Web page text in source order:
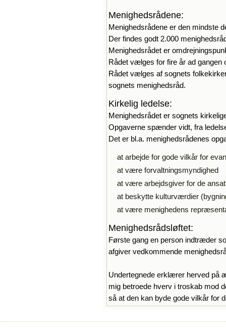
Menighedsrådene:
Menighedsrådene er den mindste
Der findes godt 2.000
Menighedsrådet er
Rådet vælges for fire år ad
Rådet vælges af sognets
sognets menighedsråd.
Kirkelig ledelse:
Menighedsrådet er sognets
Opgaverne spænder vidt, fra
Det er bl.a. menighedsrådenes
at arbejde for gode vilkår for
at være forvaltningsmyndighed
at være arbejdsgiver for de
at beskytte kulturværdier
at være menighedens
Menighedsrådsløftet:
Første gang en person indtræder
afgiver vedkommende
Undertegnede erklærer herved på
mig betroede hverv i troskab mod
så at den kan byde gode vilkår for